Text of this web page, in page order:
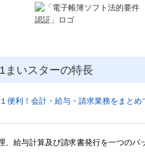
まいスターの特長
、給与計算及び請求書発行を一つのパ